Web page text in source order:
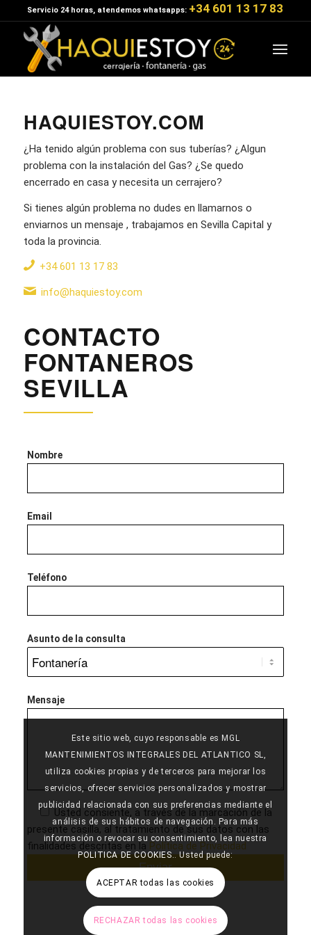
Servicio 24 horas, atendemos whatsapps: +34 601 13 17 83
HAQUIESTOY.COM
¿Ha tenido algún problema con sus tuberías? ¿Algun
problema con la instalación del Gas? ¿Se quedo
encerrado en casa y necesita un cerrajero?
Si tienes algún problema no dudes en llamarnos o
enviarnos un mensaje , trabajamos en Sevilla Capital y
toda la provincia.
+34 601 13 17 83
info@haquiestoy.com
CONTACTO
FONTANEROS
SEVILLA
Nombre
Email
Teléfono
Asunto de la consulta
Mensaje
Usted consiente, a través de la marcación de la
presente casilla, al tratamiento de sus datos con las
finalidades descritas en la Política de Privacidad
Este sitio web, cuyo responsable es MGL
MANTENIMIENTOS INTEGRALES DEL ATLANTICO SL,
utiliza cookies propias y de terceros para mejorar los
servicios, ofrecer servicios personalizados y mostrar
publicidad relacionada con sus preferencias mediante el
análisis de sus hábitos de navegación. Para más
información o revocar su consentimiento, lea nuestra
POLITICA DE COOKIES.. Usted puede:
ACEPTAR todas las cookies
RECHAZAR todas las cookies